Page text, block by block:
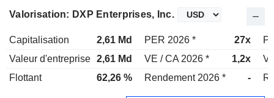
Valorisation: DXP Enterprises, Inc.
Capitalisation 2,61 Md PER 2026 * 27x
Valeur d'entreprise 2,61 Md VE / CA 2026 * 1,2x
Flottant
62,26 % Rendement 2026 * -